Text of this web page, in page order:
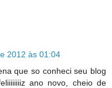
2012 às 01:04
que so conheci seu blog
ano novo, cheio de